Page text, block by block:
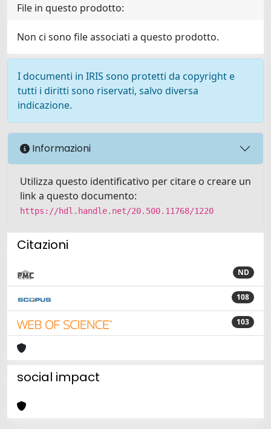
File in questo prodotto:
Non ci sono file associati a questo prodotto.
I documenti in IRIS sono protetti da copyright e
tutti i diritti sono riservati, salvo diversa
indicazione.
Informazioni
Utilizza questo identificativo per citare o creare un
link a questo documento:
https://hdl.handle.net/20.500.11768/1220
Citazioni
ND
108
103
social impact